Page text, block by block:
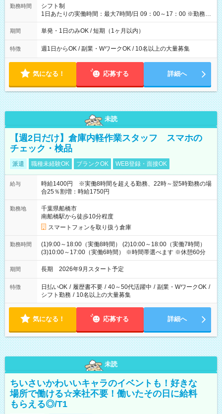
間】試用期間なし
勤務時間
シフト制
1日あたりの実働時間：最大7時間/日 09：00～17：00 ※勤務時
間は 試験により異なります。
期間 単発・1日のみOK / 短期（1ヶ月以内）
特徴 週1日からOK / 副業・WワークOK / 10名以上の大量募集
気になる！ 応募する 詳細へ
未読
【週2日だけ】倉庫内軽作業スタッフ スマホの
チェック・検品
派遣 職種未経験OK ブランクOK WEB登録・面接OK
給与
時給1400円 ※実働8時間を超える勤務、22時～翌5時勤務の場
合25％割増：時給1750円
勤務地
千葉県船橋市
南船橋駅から徒歩10分程度
スマートフォンを取り扱う倉庫
勤務時間
(1)9:00～18:00（実働8時間） (2)10:00～18:00（実働7時間）
(3)10:00～17:00（実働6時間） ※時間帯選べます ※休憩60分
期間 長期 2026年9月スタート予定
特徴 日払いOK / 履歴書不要 / 40～50代活躍中 / 副業・WワークOK /
シフト勤務 / 10名以上の大量募集
気になる！ 応募する 詳細へ
未読
ちいさいかわいいキャラのイベントも！好きな
場所で働ける☆来社不要！働いたその日に給料
もらえる◎/T1